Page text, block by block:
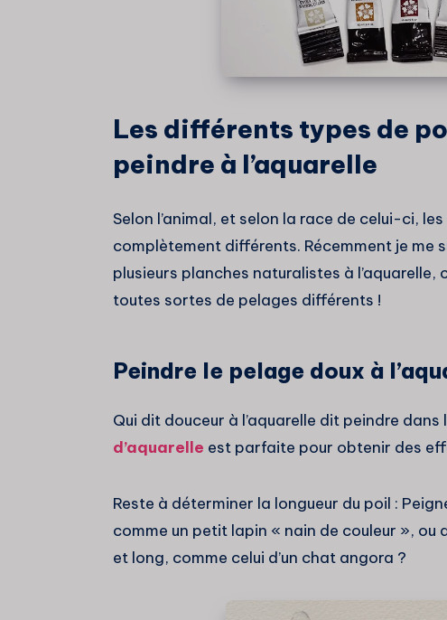
Les différents types de
peindre à l’aquarelle
Selon l’animal, et selon la race de celui-ci,
complètement différents. Récemment je me
plusieurs planches naturalistes à l’aquarelle,
toutes sortes de pelages différents !
Peindre le pelage doux à
Qui dit douceur à l’aquarelle dit peindre dans
d’aquarelle est parfaite pour obtenir des
Reste à déterminer la longueur du poil :
comme un petit lapin « nain de couleur », ou
et long, comme celui d’un chat angora ?